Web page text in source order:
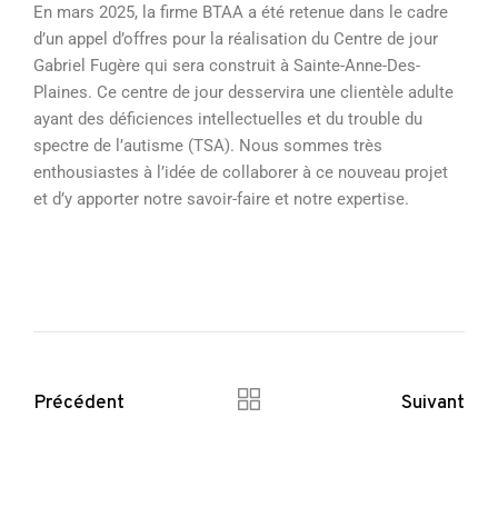
En mars 2025, la firme BTAA a été retenue dans le cadre
d’un appel d’offres pour la réalisation du Centre de jour
Gabriel Fugère qui sera construit à Sainte-Anne-Des-
Plaines. Ce centre de jour desservira une clientèle adulte
ayant des déficiences intellectuelles et du trouble du
spectre de l’autisme (TSA). Nous sommes très
enthousiastes à l’idée de collaborer à ce nouveau projet
et d’y apporter notre savoir-faire et notre expertise.
Précédent Suivant